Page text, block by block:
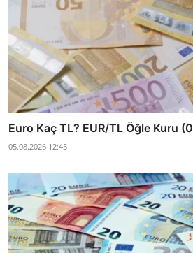
Euro Kaç TL? EUR/TL Öğle Kuru
05.08.2026 12:45